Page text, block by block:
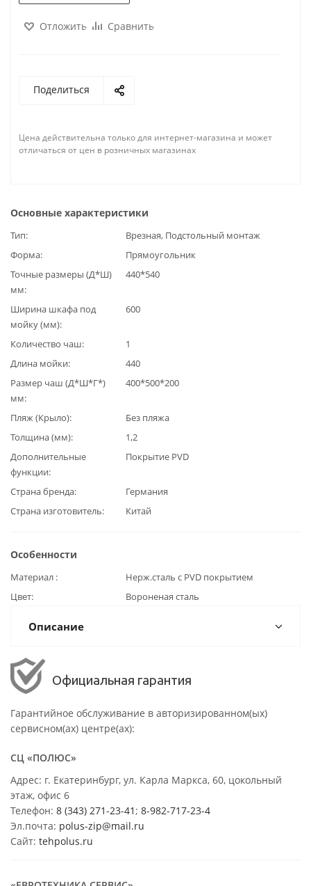
Отложить Сравнить
Поделиться
Цена действительна только для интернет-магазина и может
отличаться от цен в розничных магазинах
Основные характеристики
Тип
Врезная, Подстольный монтаж
Форма
Прямоугольник
Точные размеры (Д*Ш)
мм
440*540
Ширина шкафа под
мойку (мм)
600
Количество чаш
1
Длина мойки
440
Размер чаш (Д*Ш*Г*)
мм
400*500*200
Пляж (Крыло)
Без пляжа
Толщина (мм)
1,2
Дополнительные
функции
Покрытие PVD
Страна бренда
Германия
Страна изготовитель
Китай
Особенности
Материал
Нерж.сталь с PVD покрытием
Цвет
Вороненая сталь
Описание
Официальная гарантия
Гарантийное обслуживание в авторизированном(ых)
сервисном(ах) центре(ах):
СЦ «ПОЛЮС»
Адрес: г. Екатеринбург, ул. Карла Маркса, 60, цокольный
этаж, офис 6
Телефон: 8 (343) 271-23-41 ; 8-982-717-23-4
Эл.почта: polus-zip@mail.ru
Сайт: tehpolus.ru